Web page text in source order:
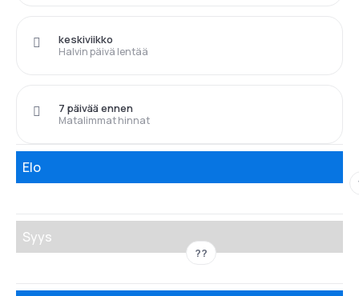
Halvin päivä lentää
keskiviikko
Matalimmat hinnat
7 päivää ennen
Elo
Syys
??